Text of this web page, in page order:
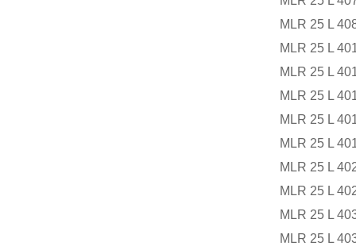
MLR 25 L
MLR 25 L
MLR 25 L
MLR 25 L
MLR 25 L
MLR 25 L
MLR 25 L
MLR 25 L
MLR 25 L
MLR 25 L